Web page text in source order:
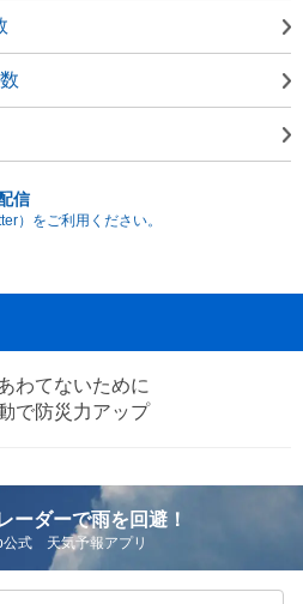
信
）をご利用ください。
わてないために
で防災力アップ
ーダーで雨を回避！
公式 天気予報アプリ